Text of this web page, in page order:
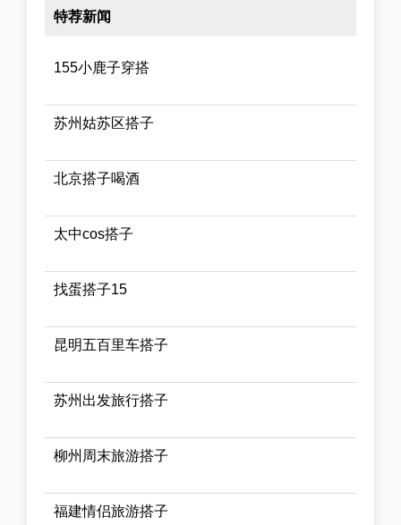
特荐新闻
155小鹿子穿搭
苏州姑苏区搭子
北京搭子喝酒
太中cos搭子
找蛋搭子15
昆明五百里车搭子
苏州出发旅行搭子
柳州周末旅游搭子
福建情侣旅游搭子